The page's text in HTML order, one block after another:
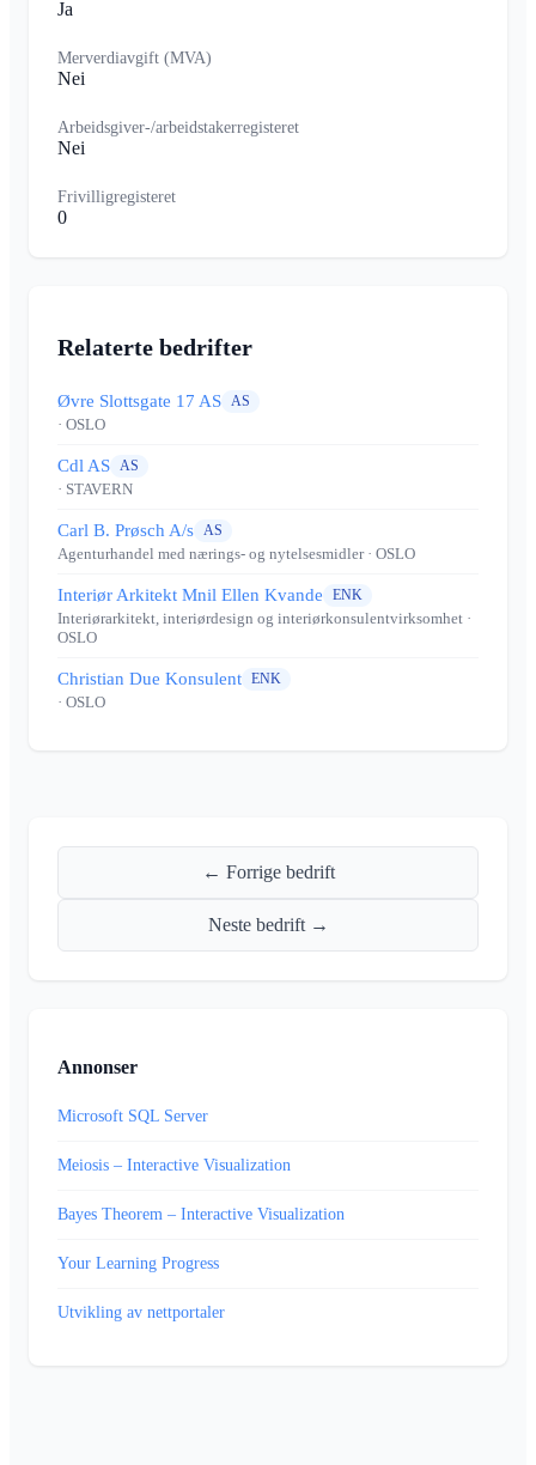
Ja
Merverdiavgift (MVA)
Nei
Arbeidsgiver-/arbeidstakerregisteret
Nei
Frivilligregisteret
0
Relaterte bedrifter
Øvre Slottsgate 17 AS AS
· OSLO
Cdl AS AS
· STAVERN
Carl B. Prøsch A/s AS
Agenturhandel med nærings- og nytelsesmidler· OSLO
Interiør Arkitekt Mnil Ellen Kvande ENK
Interiørarkitekt, interiørdesign og interiørkonsulentvirksomhet ·
OSLO
Christian Due Konsulent ENK
· OSLO
← Forrige bedrift
Neste bedrift →
Annonser
Microsoft SQL Server
Meiosis – Interactive Visualization
Bayes Theorem – Interactive Visualization
Your Learning Progress
Utvikling av nettportaler